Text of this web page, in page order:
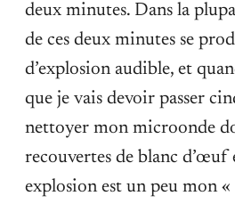
deux minutes. Dans la
de ces deux minutes se
d’explosion audible, et
que je vais devoir passer
nettoyer mon microonde
recouvertes de blanc d’œuf
explosion est un peu mon